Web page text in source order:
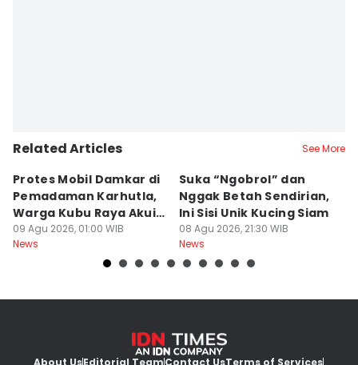
Related Articles See More
Protes Mobil Damkar di
Pemadaman Karhutla,
Warga Kubu Raya Akui
Khilaf
09 Agu 2026, 01:00 WIB
News
Suka “Ngobrol” dan
Nggak Betah Sendirian,
Ini Sisi Unik Kucing Siam
08 Agu 2026, 21:30 WIB
News
About UsEditorial TeamContact UsTerms of Services